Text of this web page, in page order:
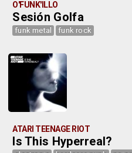
O'FUNK'ILLO
Sesión Golfa
funk metal funk rock
ATARI TEENAGE RIOT
Is This Hyperreal?